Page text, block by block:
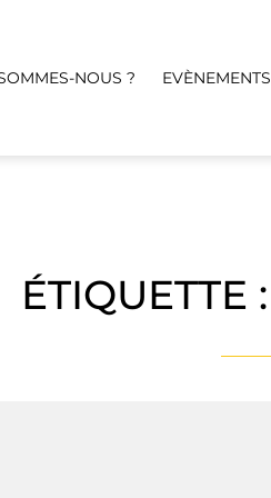
NOUS ? EVÈNEMENTS
ÉTIQUETTE :